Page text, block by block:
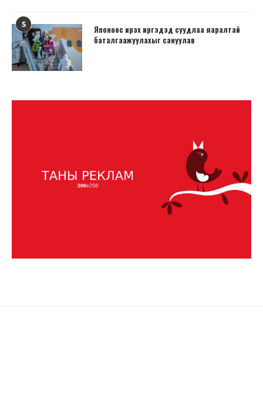
5
Японоос ирэх иргэдэд суудлаа яаралтай
баталгаажуулахыг сануулав